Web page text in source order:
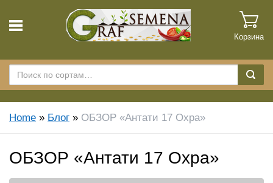
Корзина
Home » Блог » ОБЗОР «Антати 17 Охра»
ОБЗОР «Антати 17 Охра»